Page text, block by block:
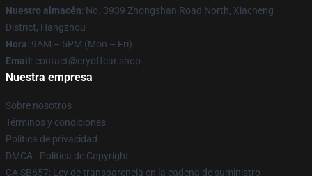
Nuestro almacén: No. 3939 Zhongshan Road North, Xiacheng
District, Hangzhou
Hora: 9AM – 5PM (Mon – Fri)
Email : contact@cryoffear.shop
Nuestra empresa
Sobre nosotros
Términos y condiciones
Política de privacidad
DMCA - Política de Copyright
CA SB657: Ley de transparencia en la cadena de suministro